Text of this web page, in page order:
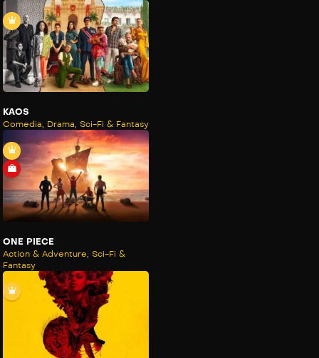
KAOS
Comedia, Drama, Sci-Fi & Fantasy
ONE PIECE
Action & Adventure
Sci-Fi &
Fantasy